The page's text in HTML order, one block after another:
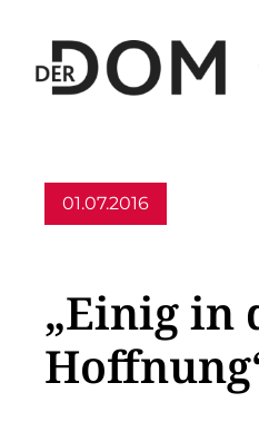
01.07.2016
„Einig in